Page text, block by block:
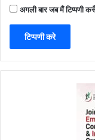
अगली बार जब मैं टिप्पणी